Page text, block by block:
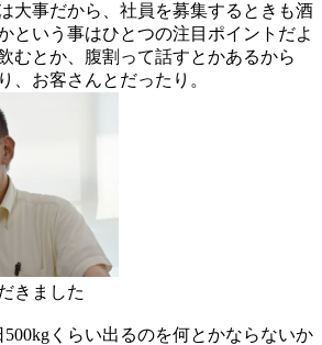
大事だから、社員を募集するときも酒
という事はひとつの注目ポイントだよ
むとか、腹割って話すとかあるから
、お客さんとだったり。
きました
くらい出るのを何とかならないか